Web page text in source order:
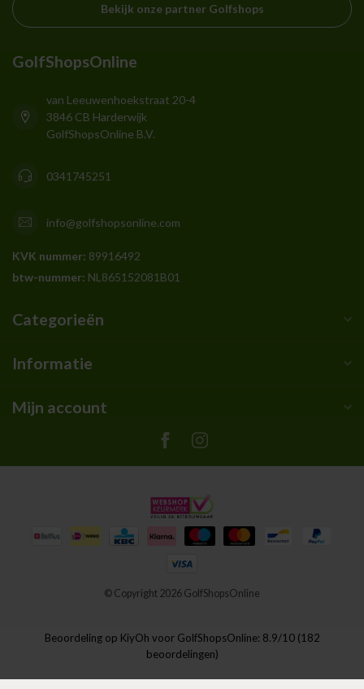
Bekijk onze partner Golfshops
GolfShopsOnline
van Leeuwenhoekstraat 20-4
3846 CB Harderwijk
GolfShopsOnline B.V.
0341745251
info@golfshopsonline.com
KVK nummer: 89916492
btw-nummer: NL865152081B01
Categorieën
Informatie
Mijn account
© Copyright 2026 GolfShopsOnline
Beoordeling op KiyOh voor GolfShopsOnline: 8.9/10 (182
beoordelingen)